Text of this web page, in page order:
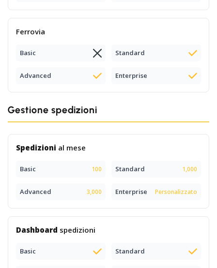
Ferrovia
Basic Standard
Advanced Enterprise
Gestione spedizioni
Spedizioni al mese
Basic 100 Standard 1,000
Advanced 3,000 Enterprise Personalizzato
Dashboard spedizioni
Basic Standard